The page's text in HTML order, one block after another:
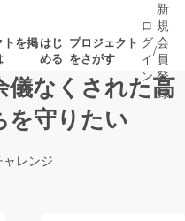
トを掲はじ
める
プロジェクト
をさがす
ロジェクト
ロ
グ
イ
ン
/
新
規
会
員
登
録
儀なくされた高
を守りたい
ャレンジ